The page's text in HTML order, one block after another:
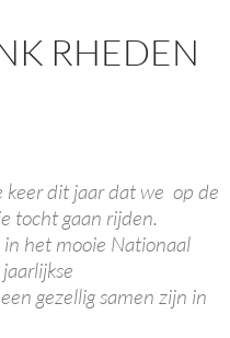
RHEDEN
keer dit jaar dat we op de
tocht gaan rijden.
het mooie Nationaal
gezellig samen zijn in